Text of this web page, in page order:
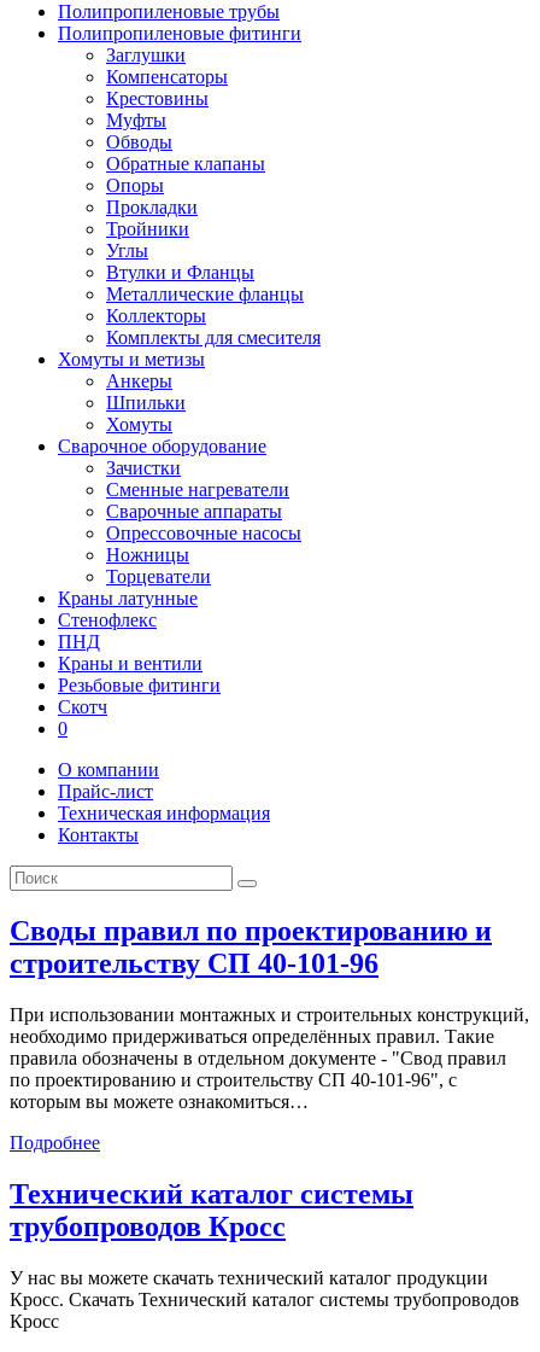
Полипропиленовые трубы
Полипропиленовые фитинги
Заглушки
Компенсаторы
Крестовины
Муфты
Обводы
Обратные клапаны
Опоры
Прокладки
Тройники
Углы
Втулки и Фланцы
Металлические фланцы
Коллекторы
Комплекты для смесителя
Хомуты и метизы
Анкеры
Шпильки
Хомуты
Сварочное оборудование
Зачистки
Сменные нагреватели
Сварочные аппараты
Опрессовочные насосы
Ножницы
Торцеватели
Краны латунные
Стенофлекс
ПНД
Краны и вентили
Резьбовые фитинги
Скотч
0
О компании
Прайс-лист
Техническая информация
Контакты
Своды правил по проектированию и
строительству СП 40-101-96
При использовании монтажных и строительных конструкций,
необходимо придерживаться определённых правил. Такие
правила обозначены в отдельном документе - "Свод правил
по проектированию и строительству СП 40-101-96", с
которым вы можете ознакомиться…
ПодробнееСводы
проектированию
и
СП
40-
Технический каталог системы
трубопроводов Кросс
У нас вы можете скачать технический каталог продукции
Кросс. Скачать Технический каталог системы трубопроводов
Кросс